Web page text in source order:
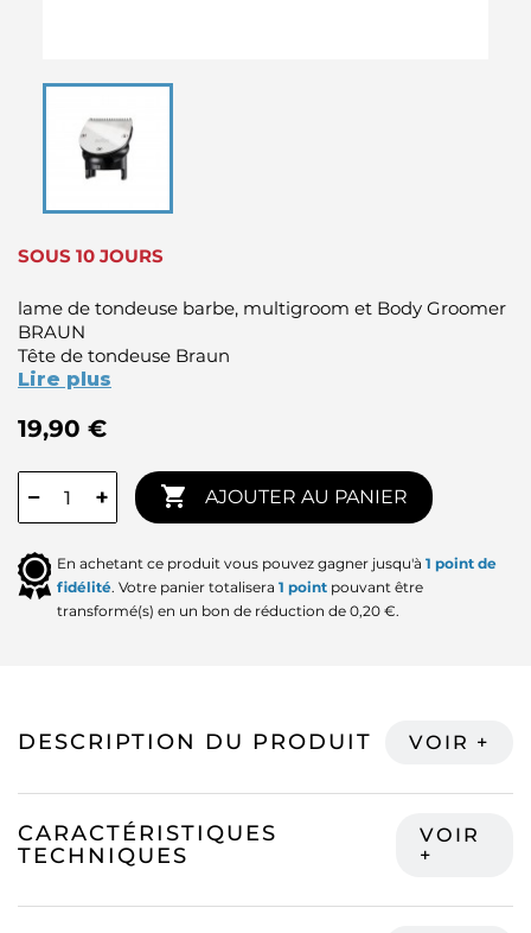
SOUS 10 JOURS
lame de tondeuse barbe, multigroom et Body Groomer
BRAUN
Tête de tondeuse Braun
Lire plus
19,90 €
− +  AJOUTER AU PANIER
En achetant ce produit vous pouvez gagner jusqu'à 1 point de
fidélité. Votre panier totalisera 1 point pouvant être
transformé(s) en un bon de réduction de 0,20 €.
DESCRIPTION DU PRODUIT
CARACTÉRISTIQUES
TECHNIQUES